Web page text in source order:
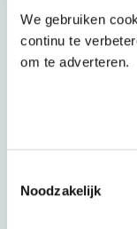
We gebruiken
continu te
om te adverteren.
Noodzakelijk
Ontdek